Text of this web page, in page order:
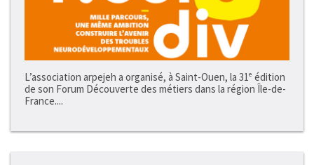
L’association arpejeh a organisé, à Saint-Ouen, la 31ᵉ édition
de son Forum Découverte des métiers dans la région Île-de-
France....